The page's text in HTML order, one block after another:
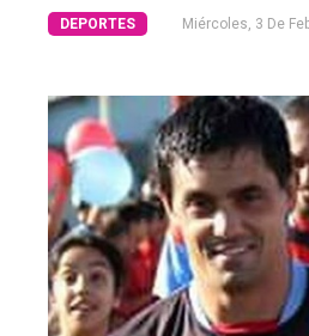
El
único
DIARIO
Balcarce
Inicio
DEPORTES Miércoles, 3 De